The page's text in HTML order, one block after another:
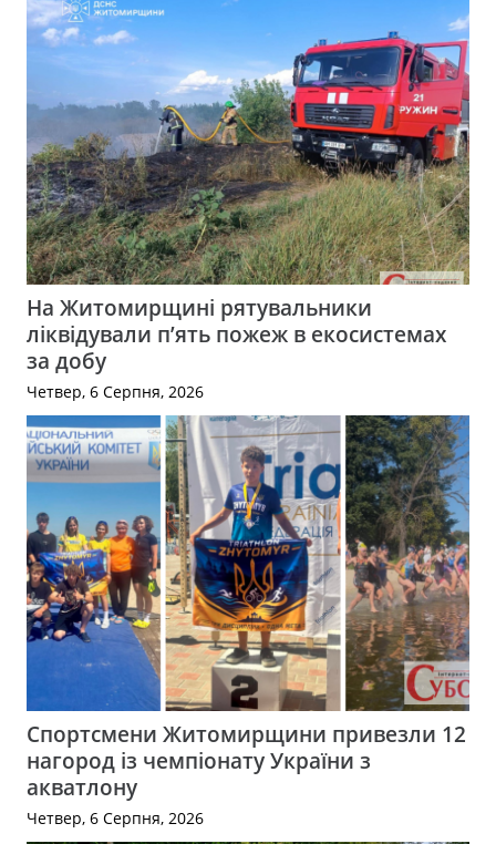
На Житомирщині рятувальники
ліквідували п’ять пожеж в екосистемах
за добу
Четвер, 6 Серпня, 2026
Спортсмени Житомирщини привезли 12
нагород із чемпіонату України з
акватлону
Четвер, 6 Серпня, 2026